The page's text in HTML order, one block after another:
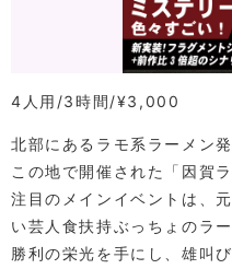
4人用 3時間 ¥3,000
北部にあるラモ系ラーメン
この地で開催された「因賀
注目のメインイベントは、
い芸人食扶持ぶっちょのラ
勝利の栄光を手にし、雄叫